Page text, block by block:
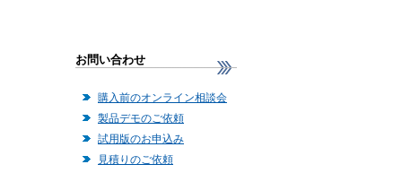
お問い合わせ
購入前のオンライン相談会
製品デモのご依頼
試用版のお申込み
見積りのご依頼